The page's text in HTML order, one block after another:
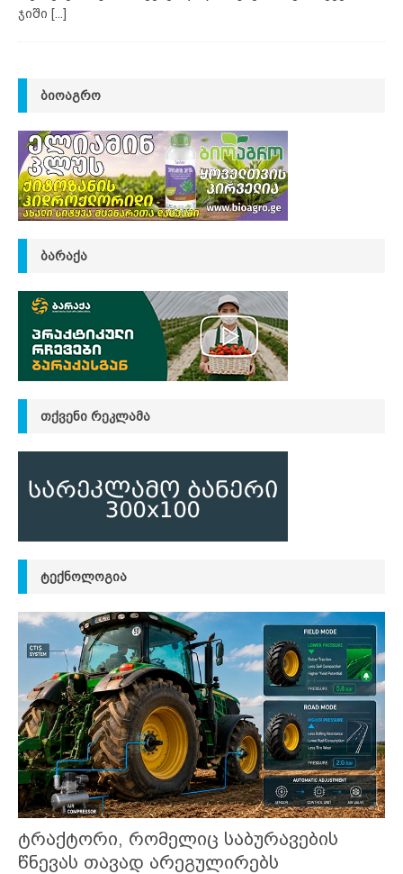
ჯიში [...]
ᲑᲘᲝᲐᲒᲠᲝ
ᲑᲐᲠᲐᲥᲐ
ᲗᲥᲕᲔᲜᲘ ᲠᲔᲙᲚᲐᲛᲐ
ᲢᲔᲥᲜᲝᲚᲝᲒᲘᲐ
ტრაქტორი, რომელიც საბურავების
წნევას თავად არეგულირებს